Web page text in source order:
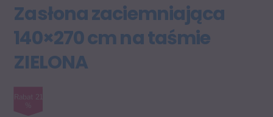
Zasłona zaciemniająca
140×270 cm na taśmie
ZIELONA
Rabat 21